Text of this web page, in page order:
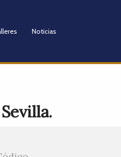
Noticias